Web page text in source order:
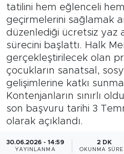
tatilini hem eğlenceli
geçirmelerini sağlamak
düzenlediği ücretsiz yaz
sürecini başlattı. Halk
gerçekleştirilecek olan
çocukların sanatsal,
gelişimlerine katkı
Kontenjanların sınırlı
son başvuru tarihi 3
olarak açıklandı.
30.06.2026 - 14:59
YAYINLANMA
2 DK
OKUNMA
Ekonomi
Eğitim
Sanat
Bölge
Teknoloji
Son Dakika Haberleri
Haber Arşivi